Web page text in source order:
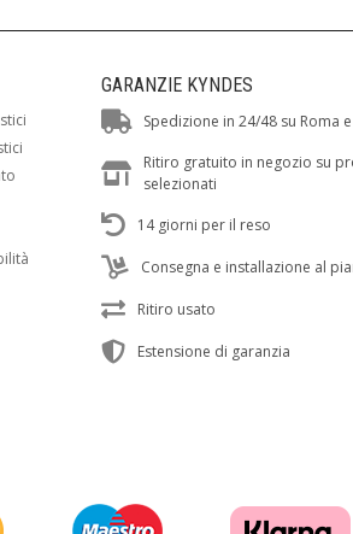
GARANZIE KYNDES
Spedizione in 24/48 su Roma
Ritiro gratuito in negozio su
selezionati
14 giorni per il reso
Consegna e installazione al
Ritiro usato
Estensione di garanzia